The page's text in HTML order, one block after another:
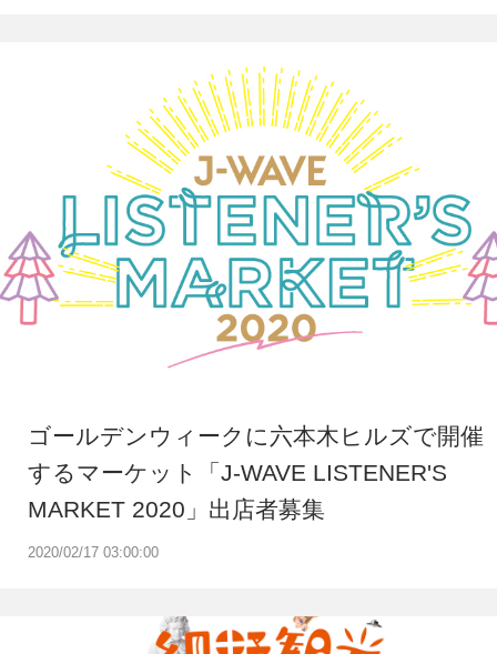
2020/02/17 03:00:00
ゴールデンウィークに六本木ヒルズで開催
するマーケット「J-WAVE LISTENER'S
MARKET 2020」出店者募集